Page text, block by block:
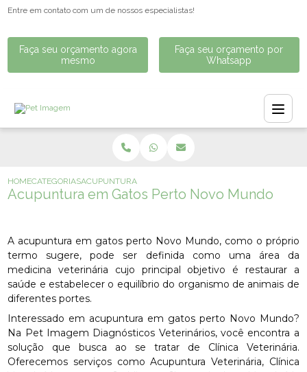
Entre em contato com um de nossos especialistas!
Faça seu orçamento agora
mesmo
Faça seu orçamento por
Whatsapp
HOMECATEGORIASACUPUNTURA EM GATOS PERTO NOVO MUNDO
Acupuntura em Gatos Perto Novo Mundo
A acupuntura em gatos perto Novo Mundo, como o próprio
termo sugere, pode ser definida como uma área da
medicina veterinária cujo principal objetivo é restaurar a
saúde e estabelecer o equilíbrio do organismo de animais de
diferentes portes.
Interessado em acupuntura em gatos perto Novo Mundo?
Na Pet Imagem Diagnósticos Veterinários, você encontra a
solução que busca ao se tratar de Clínica Veterinária.
Oferecemos serviços como Acupuntura Veterinária, Clínica